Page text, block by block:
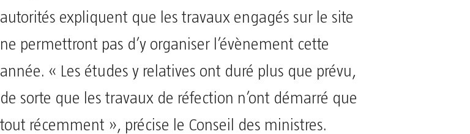
autorités expliquent que les travaux engagés sur le site
ne permettront pas d’y organiser l’évènement cette
année. « Les études y relatives ont duré plus que prévu,
de sorte que les travaux de réfection n’ont démarré que
tout récemment », précise le Conseil des ministres.